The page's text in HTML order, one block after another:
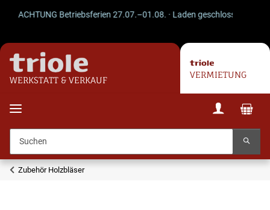
Betriebsferien 27.07.–01.08. · Laden geschlossen · Versand
WERKSTATT & VERKAUF
VERMIETUNG
Zubehör Holzbläser